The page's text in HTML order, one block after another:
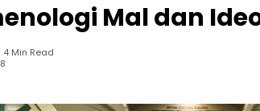
Mal dan
4 Min Read